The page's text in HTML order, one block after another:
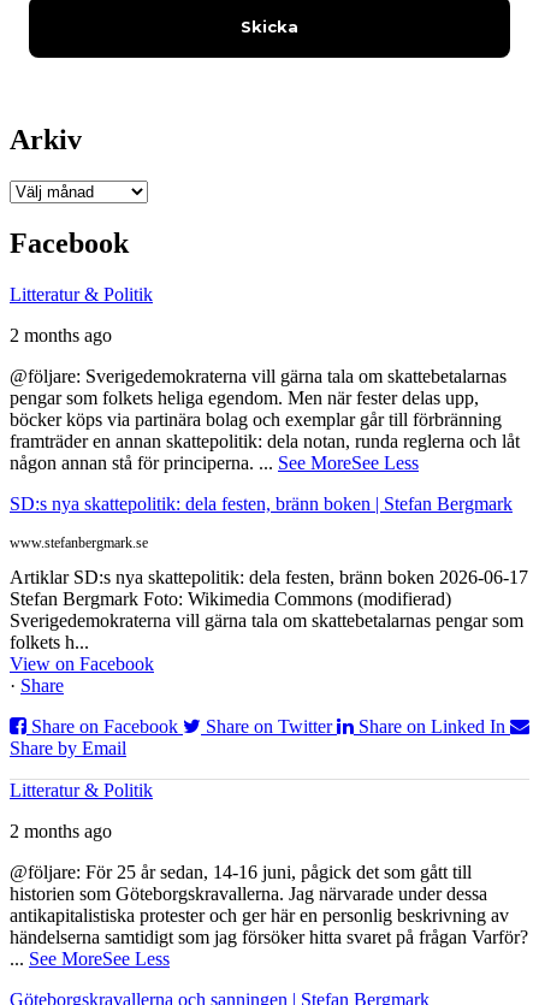
Arkiv
Arkiv
Facebook
Litteratur & Politik
2 months ago
@följare: Sverigedemokraterna vill gärna tala om skattebetalarnas
pengar som folkets heliga egendom. Men när fester delas upp,
böcker köps via partinära bolag och exemplar går till förbränning
framträder en annan skattepolitik: dela notan, runda reglerna och låt
någon annan stå för principerna. ... See MoreSee Less
SD:s nya skattepolitik: dela festen, bränn boken | Stefan Bergmark
www.stefanbergmark.se
Artiklar SD:s nya skattepolitik: dela festen, bränn boken 2026-06-17
Stefan Bergmark Foto: Wikimedia Commons (modifierad)
Sverigedemokraterna vill gärna tala om skattebetalarnas pengar som
folkets h...
View on Facebook
· Share
Share on Facebook
Share on Twitter
Share on Linked In
Share by Email
Litteratur & Politik
2 months ago
@följare: För 25 år sedan, 14-16 juni, pågick det som gått till
historien som Göteborgskravallerna. Jag närvarade under dessa
antikapitalistiska protester och ger här en personlig beskrivning av
händelserna samtidigt som jag försöker hitta svaret på frågan Varför?
... See MoreSee Less
Göteborgskravallerna och sanningen | Stefan Bergmark